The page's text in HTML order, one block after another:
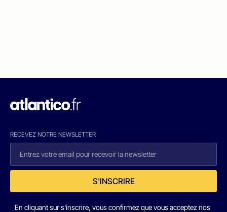
RECEVEZ NOTRE NEWSLETTER
S'INSCRIRE
En cliquant sur s'inscrire, vous confirmez que vous acceptez nos